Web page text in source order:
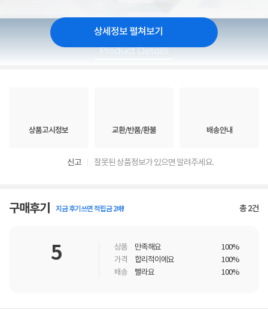
상세정보 펼쳐보기
상품고시정보 교환/반품/환불 배송안내
신고 잘못된 상품정보가 있으면 알려주세요.
구매후기 지금 후기쓰면 적립금 2배! 총2건
5 상품 만족해요
100%
가격
합리적이에요
100%
배송
빨라요 100%